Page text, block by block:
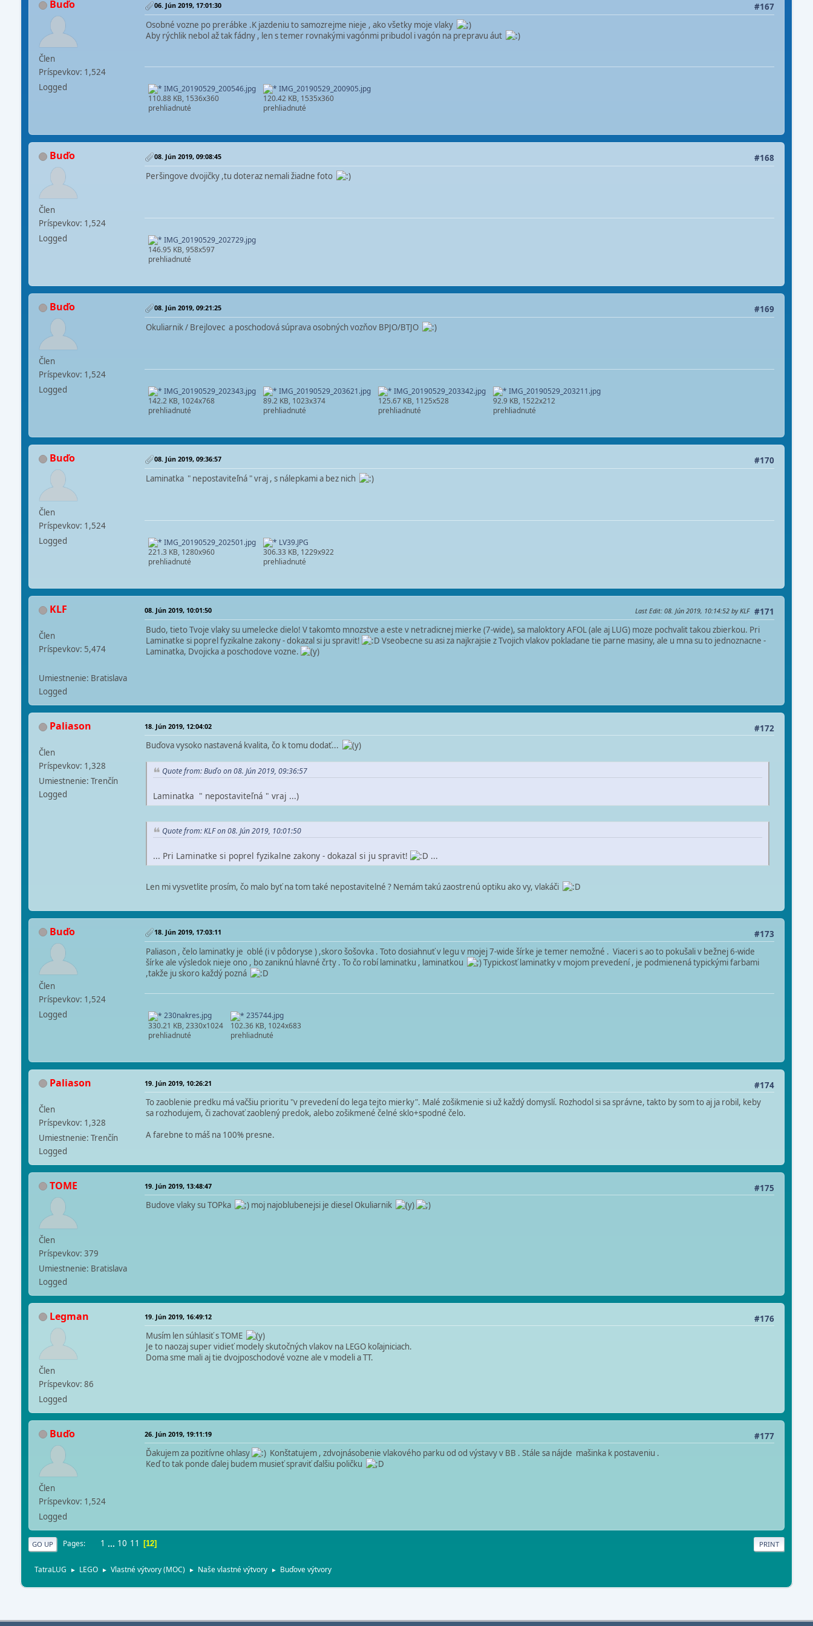
Buďo
Člen
Príspevkov: 1,524
Logged
#167
06. Jún 2019, 17:01:30
Osobné vozne po prerábke .K jazdeniu to samozrejme nieje , ako všetky moje vlaky
Aby rýchlik nebol až tak fádny , len s temer rovnakými vagónmi pribudol i vagón na prepravu áut
IMG_20190529_200546.jpg
110.88 KB, 1536x360
prehliadnuté
IMG_20190529_200905.jpg
120.42 KB, 1535x360
prehliadnuté
Buďo
Člen
Príspevkov: 1,524
Logged
#168
08. Jún 2019, 09:08:45
Peršingove dvojičky ,tu doteraz nemali žiadne foto
IMG_20190529_202729.jpg
146.95 KB, 958x597
prehliadnuté
Buďo
Člen
Príspevkov: 1,524
Logged
#169
08. Jún 2019, 09:21:25
Okuliarnik / Brejlovec a poschodová súprava osobných vozňov BPJO/BTJO
IMG_20190529_202343.jpg
142.2 KB, 1024x768
prehliadnuté
IMG_20190529_203621.jpg
89.2 KB, 1023x374
prehliadnuté
IMG_20190529_203342.jpg
125.67 KB, 1125x528
prehliadnuté
IMG_20190529_203211.jpg
92.9 KB, 1522x212
prehliadnuté
Buďo
Člen
Príspevkov: 1,524
Logged
#170
08. Jún 2019, 09:36:57
Laminatka " nepostaviteľná " vraj , s nálepkami a bez nich
IMG_20190529_202501.jpg
221.3 KB, 1280x960
prehliadnuté
LV39.JPG
306.33 KB, 1229x922
prehliadnuté
KLF
Člen
Príspevkov: 5,474
Umiestnenie: Bratislava
Logged
#171
08. Jún 2019, 10:01:50 Last Edit: 08. Jún 2019, 10:14:52 by KLF
Budo, tieto Tvoje vlaky su umelecke dielo! V takomto mnozstve a este v netradicnej mierke (7-wide), sa maloktory AFOL (ale aj LUG) moze pochvalit takou zbierkou. Pri
Laminatke si poprel fyzikalne zakony - dokazal si ju spravit!
Vseobecne su asi za najkrajsie z Tvojich vlakov pokladane tie parne masiny, ale u mna su to jednoznacne -
Laminatka, Dvojicka a poschodove vozne.
Paliason
Člen
Príspevkov: 1,328
Umiestnenie: Trenčín
Logged
#172
18. Jún 2019, 12:04:02
Buďova vysoko nastavená kvalita, čo k tomu dodať...
Quote from: Buďo on 08. Jún 2019, 09:36:57
Laminatka " nepostaviteľná " vraj ...)
Quote from: KLF on 08. Jún 2019, 10:01:50
... Pri Laminatke si poprel fyzikalne zakony - dokazal si ju spravit! ...
Len mi vysvetlite prosím, čo malo byť na tom také nepostavitelné ? Nemám takú zaostrenú optiku ako vy, vlakáči
Buďo
Člen
Príspevkov: 1,524
Logged
#173
18. Jún 2019, 17:03:11
Paliason , čelo laminatky je oblé (i v pôdoryse ) ,skoro šošovka . Toto dosiahnuť v legu v mojej 7-wide šírke je temer nemožné . Viaceri s ao to pokušali v bežnej 6-wide
šírke ale výsledok nieje ono , bo zaniknú hlavné črty . To čo robí laminatku , laminatkou
Typickosť laminatky v mojom prevedení , je podmienená typickými farbami
,takže ju skoro každý pozná
230nakres.jpg
330.21 KB, 2330x1024
prehliadnuté
235744.jpg
102.36 KB, 1024x683
prehliadnuté
Paliason
Člen
Príspevkov: 1,328
Umiestnenie: Trenčín
Logged
#174
19. Jún 2019, 10:26:21
To zaoblenie predku má vačšiu prioritu "v prevedení do lega tejto mierky". Malé zošikmenie si už každý domyslí. Rozhodol si sa správne, takto by som to aj ja robil, keby
sa rozhodujem, či zachovať zaoblený predok, alebo zošikmené čelné sklo+spodné čelo.
A farebne to máš na 100% presne.
TOME
Člen
Príspevkov: 379
Umiestnenie: Bratislava
Logged
#175
19. Jún 2019, 13:48:47
Budove vlaky su TOPka moj najoblubenejsi je diesel Okuliarnik
Legman
Člen
Príspevkov: 86
Logged
#176
19. Jún 2019, 16:49:12
Musím len súhlasiť s TOME
Je to naozaj super vidieť modely skutočných vlakov na LEGO koľajniciach.
Doma sme mali aj tie dvojposchodové vozne ale v modeli a TT.
Buďo
Člen
Príspevkov: 1,524
Logged
#177
26. Jún 2019, 19:11:19
Ďakujem za pozitívne ohlasy
Konštatujem , zdvojnásobenie vlakového parku od od výstavy v BB . Stále sa nájde mašinka k postaveniu .
Keď to tak ponde ďalej budem musieť spraviť ďalšiu poličku
PRINT
GO UP Pages 1 ... 10 11 12
TatraLUG ► LEGO ► Vlastné výtvory (MOC) ► Naše vlastné výtvory ► Buďove výtvory